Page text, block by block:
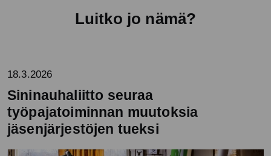
Luitko jo nämä?
18.3.2026
Sininauhaliitto seuraa
työpajatoiminnan muutoksia
jäsenjärjestöjen tueksi